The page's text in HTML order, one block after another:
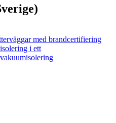
med brandcertifiering
i ett